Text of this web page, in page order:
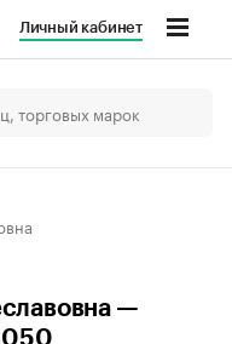
Личный кабинет
—